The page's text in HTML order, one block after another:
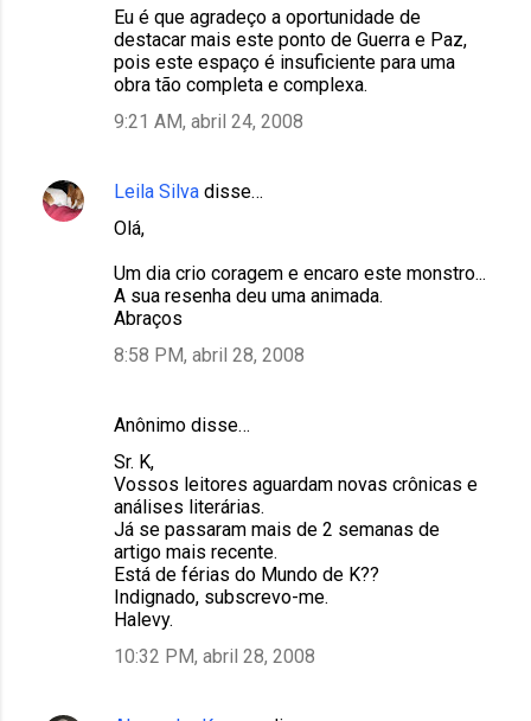
Eu é que agradeço a oportunidade de
destacar mais este ponto de Guerra e Paz,
pois este espaço é insuficiente para uma
obra tão completa e complexa.
9:21 AM, abril 24, 2008
Leila Silva disse…
Olá,
Um dia crio coragem e encaro este monstro...
A sua resenha deu uma animada.
Abraços
8:58 PM, abril 28, 2008
Anônimo disse…
Sr. K,
Vossos leitores aguardam novas crônicas e
análises literárias.
Já se passaram mais de 2 semanas de
artigo mais recente.
Está de férias do Mundo de K??
Indignado, subscrevo-me.
Halevy.
10:32 PM, abril 28, 2008